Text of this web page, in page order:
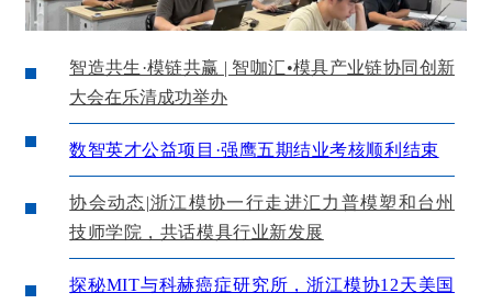
智造共生·模链共赢 | 智咖汇•模具产业链协同创新
大会在乐清成功举办
数智英才公益项目·强鹰五期结业考核顺利结束
协会动态|浙江模协一行走进汇力普模塑和台州
技师学院，共话模具行业新发展
探秘MIT与科赫癌症研究所，浙江模协12天美国